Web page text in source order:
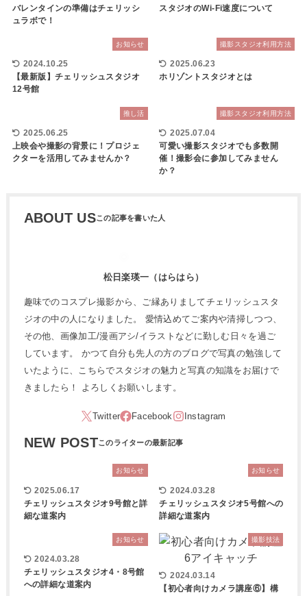
バレンタインの準備はチェリッシ
ュラボで！
スタジオのWi-Fi速度について
お知らせ
2024.10.25
【最新版】チェリッシュスタジオ
12号館
撮影スタジオ利用方法
2025.06.23
ホリゾントスタジオとは
推し活
2025.06.25
上映会や撮影の背景に！プロジェ
クターを活用してみませんか？
撮影スタジオ利用方法
2025.07.04
可愛い撮影スタジオでも多数開
催！撮影会に参加してみません
か？
ABOUT US
松日楽瑛一（はらはら）
趣味でのコスプレ撮影から、ご縁ありましてチェリッシュスタ
ジオの中の人になりました。 愛情込めてご案内や清掃しつつ、
その他、画像加工/漫画アシ/イラストなどに勤しむ日々を過ご
しています。 かつて自分も先人の方のブログで写真の勉強して
いたように、こちらでスタジオの魅力と写真の知識をお届けで
きましたら！ よろしくお願いします。
NEW POST
お知らせ
2025.06.17
チェリッシュスタジオ9号館と詳
細な道案内
お知らせ
2024.03.28
チェリッシュスタジオ5号館への
詳細な道案内
お知らせ
2024.03.28
チェリッシュスタジオ4・8号館
への詳細な道案内
撮影技法
2024.03.14
【初心者向けカメラ講座⑥】構